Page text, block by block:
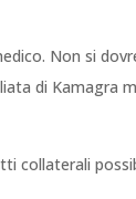
Non si
di Kamagra
collaterali